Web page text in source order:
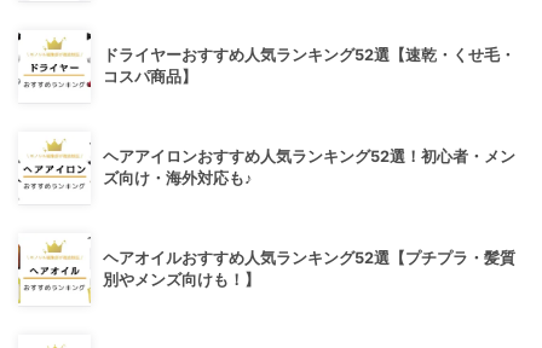
ドライヤーおすすめ人気ランキング52選【速乾・くせ毛・
コスパ商品】
ヘアアイロンおすすめ人気ランキング52選！初心者・メン
ズ向け・海外対応も♪
ヘアオイルおすすめ人気ランキング52選【プチプラ・髪質
別やメンズ向けも！】